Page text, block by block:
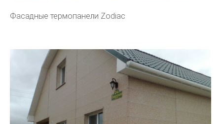
Фасадные термопанели Zodiac